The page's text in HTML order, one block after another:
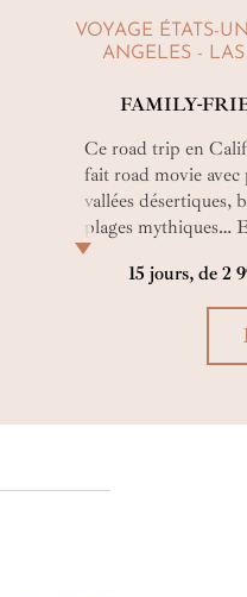
VOYAGE ÉTATS-
ANGELES -
FAMILY-
Ce road trip en
fait road movie avec
vallées désertiques,
plages mythiques…
: vos apprentis
circuit-blockbuster
15 jours, de 2